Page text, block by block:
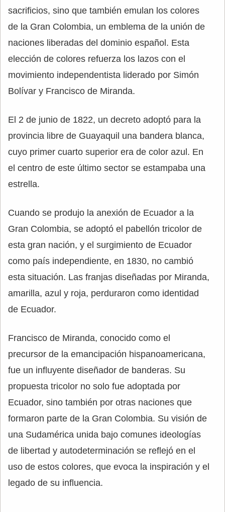
sacrificios, sino que también emulan los colores
de la Gran Colombia, un emblema de la unión de
naciones liberadas del dominio español. Esta
elección de colores refuerza los lazos con el
movimiento independentista liderado por Simón
Bolívar y Francisco de Miranda.
El 2 de junio de 1822, un decreto adoptó para la
provincia libre de Guayaquil una bandera blanca,
cuyo primer cuarto superior era de color azul. En
el centro de este último sector se estampaba una
estrella.
Cuando se produjo la anexión de Ecuador a la
Gran Colombia, se adoptó el pabellón tricolor de
esta gran nación, y el surgimiento de Ecuador
como país independiente, en 1830, no cambió
esta situación. Las franjas diseñadas por Miranda,
amarilla, azul y roja, perduraron como identidad
de Ecuador.
Francisco de Miranda, conocido como el
precursor de la emancipación hispanoamericana,
fue un influyente diseñador de banderas. Su
propuesta tricolor no solo fue adoptada por
Ecuador, sino también por otras naciones que
formaron parte de la Gran Colombia. Su visión de
una Sudamérica unida bajo comunes ideologías
de libertad y autodeterminación se reflejó en el
uso de estos colores, que evoca la inspiración y el
legado de su influencia.